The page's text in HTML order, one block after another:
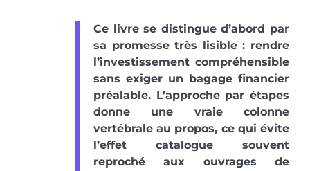
Ce livre se distingue d’abord par
sa promesse très lisible : rendre
l’investissement compréhensible
sans exiger un bagage financier
préalable. L’approche par étapes
donne une vraie colonne
vertébrale au propos, ce qui évite
l’effet catalogue souvent
reproché aux ouvrages de